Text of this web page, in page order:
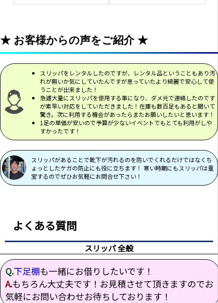
★ お客様からの声をご紹介 ★
スリッパをレンタルしたのですが、レンタル品ということもあり汚
れが無いか気にしていたんですが思っていたより綺麗で安心して使
うことが出来ました！
急遽大量にスリッパを使用する事になり、ダメ元で連絡したのです
が素早い対応をしていただきました！在庫も数百足もあると聞いて
驚き。次に利用する機会があったらまたお願いしたいと思います！
1足の単価が安いので予算が少ないイベントでもとても利用がしや
すかったです！
スリッパがあることで靴下が汚れるのを防いでくれるだけではなくち
ょっとしたケガの防止にも役に立ちます！ 寒い時期にもスリッパは重
宝するのでぜひお気軽にお問合せ下さい！
よくある質問
スリッパ 全般
Q.下足棚も一緒にお借りしたいです！
A.もちろん大丈夫です！お見積させて頂きますのでお
気軽にお問い合わせお待ちしております！